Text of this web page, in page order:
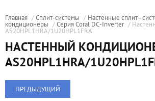
Главная /Сплит-системы / Настенные
кондиционеры /Серия Coral DC-Inverter /
AS20HPL1HRA/1U20HPL1FRA
НАСТЕННЫЙ
AS20HPL1HRA/
ПРЕДЫДУЩИЙ